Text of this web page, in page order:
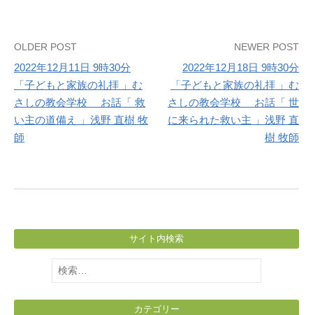
Post
navigation
OLDER POST
2022年12月11日 9時30分
「子どもと家族の礼拝 」む
さしの教会学校 お話「 救
い主の道備え 」浅野 直樹 牧
師
NEWER POST
2022年12月18日 9時30分
「子どもと家族の礼拝 」む
さしの教会学校 お話「 世
に来られた救い主 」浅野 直
樹 牧師
サイト内検索
検
索:
カテゴリー